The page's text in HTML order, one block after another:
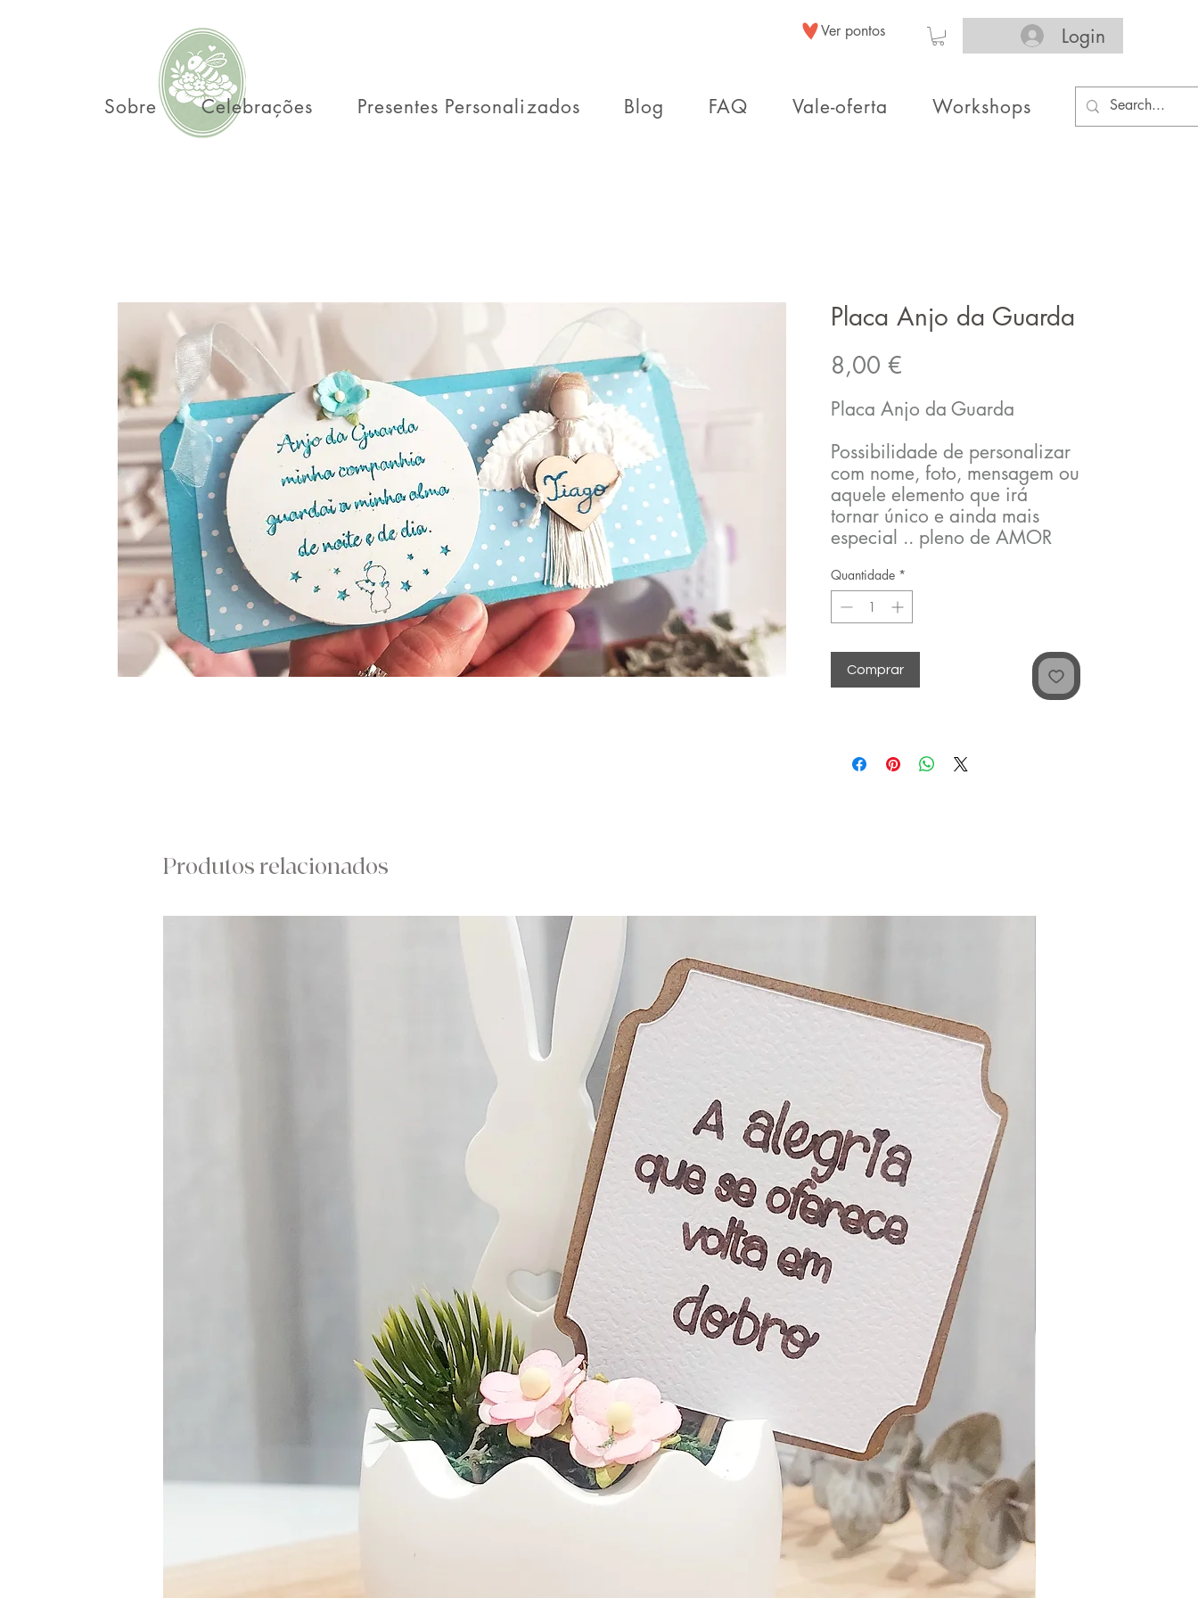
Ver pontos Login
Sobre Celebrações Presentes Personalizados Blog FAQ Vale-oferta Workshops
Placa Anjo da Guarda
8,00 €
Placa Anjo da Guarda
Possibilidade de personalizar
com nome, foto, mensagem ou
aquele elemento que irá
tornar único e ainda mais
especial .. pleno de AMOR
Quantidade *
Comprar
Produtos relacionados